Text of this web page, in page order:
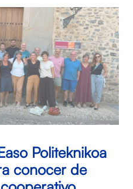
Politeknikoa
conocer de